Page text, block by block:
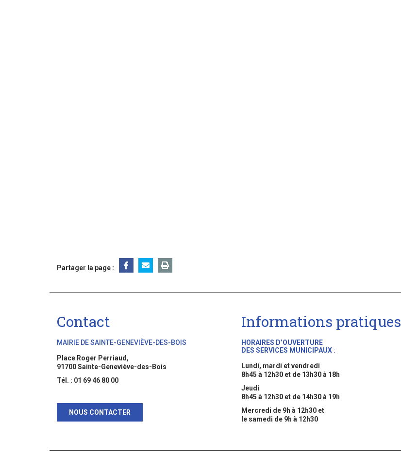
Partager la page :
Contact
MAIRIE DE SAINTE-GENEVIÈVE-DES-BOIS
Place Roger Perriaud,
91700 Sainte-Geneviève-des-Bois
Tél. : 01 69 46 80 00
NOUS CONTACTER
Informations pratiques
HORAIRES D’OUVERTURE
DES SERVICES MUNICIPAUX :
Lundi, mardi et vendredi
8h45 à 12h30 et de 13h30 à 18h
Jeudi
8h45 à 12h30 et de 14h30 à 19h
Mercredi de 9h à 12h30 et
le samedi de 9h à 12h30